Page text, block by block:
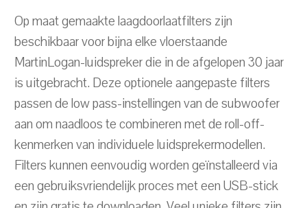
Op maat gemaakte laagdoorlaatfilters zijn
beschikbaar voor bijna elke vloerstaande
MartinLogan-luidspreker die in de afgelopen 30 jaar
is uitgebracht. Deze optionele aangepaste filters
passen de low pass-instellingen van de subwoofer
aan om naadloos te combineren met de roll-off-
kenmerken van individuele luidsprekermodellen.
Filters kunnen eenvoudig worden geïnstalleerd via
een gebruiksvriendelijk proces met een USB-stick